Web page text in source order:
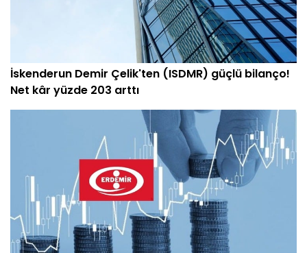
İskenderun Demir Çelik'ten (ISDMR) güçlü bilanço!
Net kâr yüzde 203 arttı